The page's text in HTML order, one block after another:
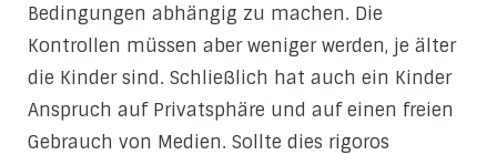
Bedingungen abhängig zu machen. Die
Kontrollen müssen aber weniger werden, je älter
die Kinder sind. Schließlich hat auch ein Kinder
Anspruch auf Privatsphäre und auf einen freien
Gebrauch von Medien. Sollte dies rigoros